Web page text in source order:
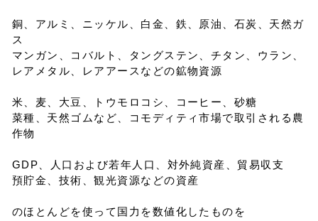
銅、アルミ、ニッケル、白金、鉄、原油、石炭、天然ガ
ス
マンガン、コバルト、タングステン、チタン、ウラン、
レアメタル、レアアースなどの鉱物資源
米、麦、大豆、トウモロコシ、コーヒー、砂糖
菜種、天然ゴムなど、コモディティ市場で取引される農
作物
GDP、人口および若年人口、対外純資産、貿易収支
預貯金、技術、観光資源などの資産
のほとんどを使って国力を数値化したものを